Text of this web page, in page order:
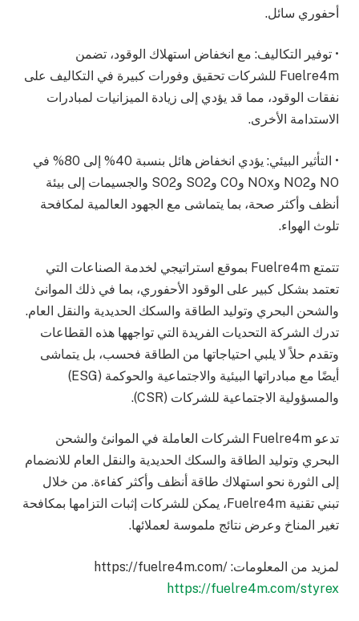
أحفوري سائل.
• توفير التكاليف: مع انخفاض استهلاك الوقود، تضمن
Fuelre4m للشركات تحقيق وفورات كبيرة في التكاليف على
نفقات الوقود، مما قد يؤدي إلى زيادة الميزانيات لمبادرات
الاستدامة الأخرى.
• التأثير البيئي: يؤدي انخفاض هائل بنسبة 40% إلى 80% في
NO وNO2 وNOx وCO وSO2 وSO2 والجسيمات إلى بيئة
أنظف وأكثر صحة، بما يتماشى مع الجهود العالمية لمكافحة
تلوث الهواء.
تتمتع Fuelre4m بموقع استراتيجي لخدمة الصناعات التي
تعتمد بشكل كبير على الوقود الأحفوري، بما في ذلك الموانئ
والشحن البحري وتوليد الطاقة والسكك الحديدية والنقل العام.
تدرك الشركة التحديات الفريدة التي تواجهها هذه القطاعات
وتقدم حلاً لا يلبي احتياجاتها من الطاقة فحسب، بل يتماشى
أيضًا مع مبادراتها البيئية والاجتماعية والحوكمة (ESG)
والمسؤولية الاجتماعية للشركات (CSR).
تدعو Fuelre4m الشركات العاملة في الموانئ والشحن
البحري وتوليد الطاقة والسكك الحديدية والنقل العام للانضمام
إلى الثورة نحو استهلاك طاقة أنظف وأكثر كفاءة. من خلال
تبني تقنية Fuelre4m، يمكن للشركات إثبات التزامها بمكافحة
تغير المناخ وعرض نتائج ملموسة لعملائها.
لمزيد من المعلومات: https://fuelre4m.com/
https://fuelre4m.com/styrex